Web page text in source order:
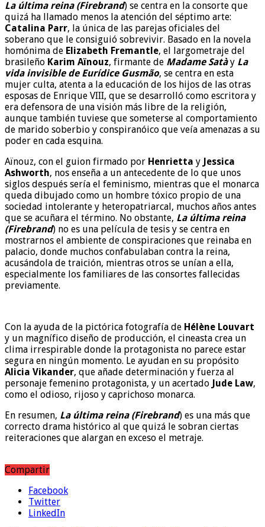
La última reina (Firebrand) se centra en la consorte que
quizá ha llamado menos la atención del séptimo arte:
Catalina Parr, la única de las parejas oficiales del
soberano que le consiguió sobrevivir. Basado en la novela
homónima de Elizabeth Fremantle, el largometraje del
brasileño Karim Aïnouz, firmante de Madame Satày La
vida invisible de Eurídice Gusmão, se centra en esta
mujer culta, atenta a la educación de los hijos de las otras
esposas de Enrique VIII, que se desarrolló como escritora y
era defensora de una visión más libre de la religión,
aunque también tuviese que someterse al comportamiento
de marido soberbio y conspiranóico que veía amenazas a su
poder en cada esquina.
Aïnouz, con el guion firmado por Henrietta y Jessica
Ashworth, nos enseña a un antecedente de lo que unos
siglos después sería el feminismo, mientras que el monarca
queda dibujado como un hombre tóxico propio de una
sociedad intolerante y heteropatriarcal, muchos años antes
que se acuñara el término. No obstante, La última reina
(Firebrand) no es una película de tesis y se centra en
mostrarnos el ambiente de conspiraciones que reinaba en
palacio, donde muchos confabulaban contra la reina,
acusándola de traición, mientras otros se unían a ella,
especialmente los familiares de las consortes fallecidas
previamente.
Con la ayuda de la pictórica fotografía de Hélène Louvart
y un magnífico diseño de producción, el cineasta crea un
clima irrespirable donde la protagonista no parece estar
segura en ningún momento. Le ayudan en su propósito
Alicia Vikander, que añade determinación y fuerza al
personaje femenino protagonista, y un acertado Jude Law,
como el odioso, rijoso y caprichoso monarca.
En resumen, La última reina (Firebrand) es una más que
correcto drama histórico al que quizá le sobran ciertas
reiteraciones que alargan en exceso el metraje.
Compartir
Facebook
Twitter
LinkedIn